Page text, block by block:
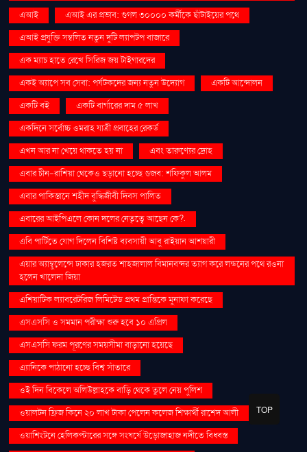
এআই
এআই এর প্রভাব: গুগল ৩০০০০ কর্মীকে ছাঁটাইয়ের পথে
এআই প্রযুক্তি সম্বলিত নতুন দুটি ল্যাপটপ বাজারে
এক ম্যাচ হাতে রেখে সিরিজ জয় টাইগারদের
একই অ্যাপে সব সেবা: পর্যটকদের জন্য নতুন উদ্যোগ
একটি আন্দোলন
একটি বই
একটি বার্গারের দাম ৫ লাখ
একদিনে সর্বোচ্চ ওমরাহ যাত্রী প্রবাহের রেকর্ড
এখন আর না খেয়ে থাকতে হয় না
এবং তারুণ্যের দ্রোহ
এবার চীন-রাশিয়া থেকেও ছড়ানো হচ্ছে গুজব: শফিকুল আলম
এবার পাকিস্তানে শহীদ বুদ্ধিজীবী দিবস পালিত
এবারের আইপিএলে কোন দলের নেতৃত্বে আছেন কে?.
এবি পার্টিতে যোগ দিলেন বিশিষ্ট ব্যবসায়ী আবু রাইয়ান আশয়ারী
এয়ার অ্যাম্বুলেন্সে ঢাকার হজরত শাহজালাল বিমানবন্দর ত্যাগ করে লন্ডনের পথে রওনা
হলেন খালেদা জিয়া
এশিয়াটিক ল্যাবরেটরিজ লিমিটেড প্রথম প্রান্তিকে মুনাফা করেছে
এসএসসি ও সমমান পরীক্ষা শুরু হবে ১০ এপ্রিল
এসএসসি ফরম পূরণের সময়সীমা বাড়ানো হয়েছে
এ্যানিকে পাঠানো হচ্ছে বিশ্ব সাঁতারে
ওই দিন বিকেলে অলিউল্লাহকে বাড়ি থেকে তুলে নেয় পুলিশ
ওয়ালটন ফ্রিজ কিনে ২০ লাখ টাকা পেলেন কলেজ শিক্ষার্থী রাশেদ আলী
ওয়াশিংটনে হেলিকপ্টারের সঙ্গে সংঘর্ষে উড়োজাহাজ নদীতে বিধ্বস্ত
TOP